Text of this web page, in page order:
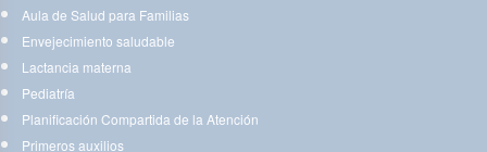
Aula de Salud para Familias
Envejecimiento saludable
Lactancia materna
Pediatría
Planificación Compartida de la Atención
Primeros auxilios